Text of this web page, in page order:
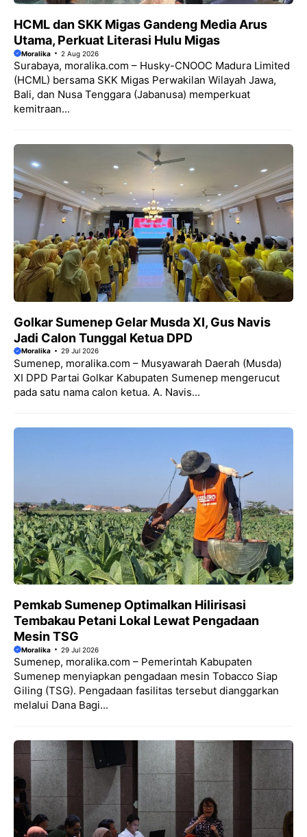
HCML dan SKK Migas Gandeng Media Arus
Utama, Perkuat Literasi Hulu Migas
Moralika 2 Aug 2026
Surabaya, moralika.com – Husky-CNOOC Madura Limited
(HCML) bersama SKK Migas Perwakilan Wilayah Jawa,
Bali, dan Nusa Tenggara (Jabanusa) memperkuat
kemitraan...
Golkar Sumenep Gelar Musda XI, Gus Navis
Jadi Calon Tunggal Ketua DPD
Moralika 29 Jul 2026
Sumenep, moralika.com – Musyawarah Daerah (Musda)
XI DPD Partai Golkar Kabupaten Sumenep mengerucut
pada satu nama calon ketua. A. Navis...
Pemkab Sumenep Optimalkan Hilirisasi
Tembakau Petani Lokal Lewat Pengadaan
Mesin TSG
Moralika 29 Jul 2026
Sumenep, moralika.com – Pemerintah Kabupaten
Sumenep menyiapkan pengadaan mesin Tobacco Siap
Giling (TSG). Pengadaan fasilitas tersebut dianggarkan
melalui Dana Bagi...